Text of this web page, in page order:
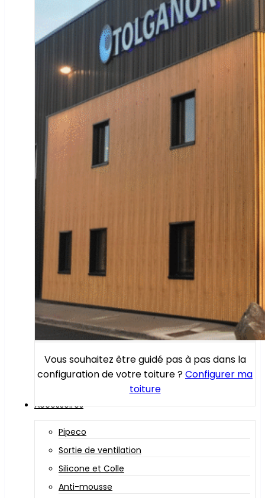
Vous souhaitez être guidé pas à pas dans la
configuration de votre toiture ?Configurer ma
toiture
Accessoires
Pipeco
Sortie de ventilation
Silicone et Colle
Anti-mousse